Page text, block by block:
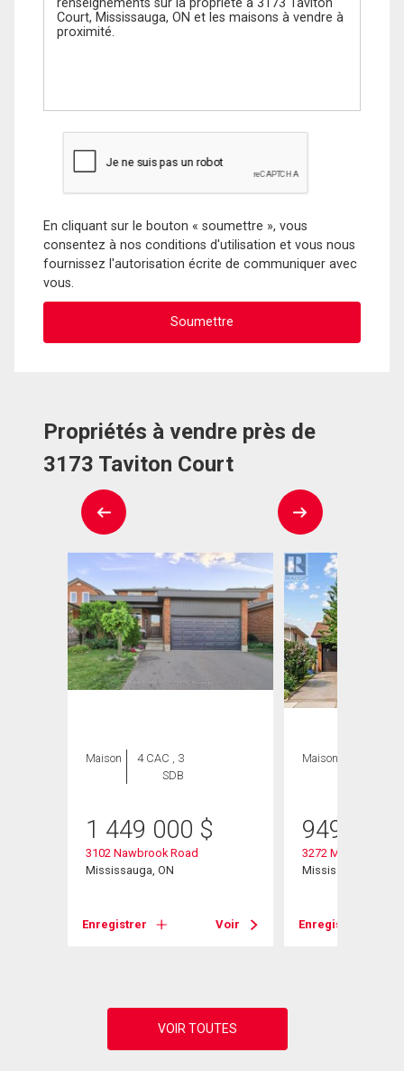
En cliquant sur le bouton « soumettre », vous
consentez à nos conditions d'utilisation et vous nous
fournissez l'autorisation écrite de communiquer avec
vous.
Propriétés à vendre près de
3173 Taviton Court
Maison
4 CAC , 3
SDB
1 449 000 $
3102 Nawbrook Road
Mississauga, ON
Enregistrer Voir
Maison
949 990
3272 Marlene Court
Mississauga, ON
Enregistrer